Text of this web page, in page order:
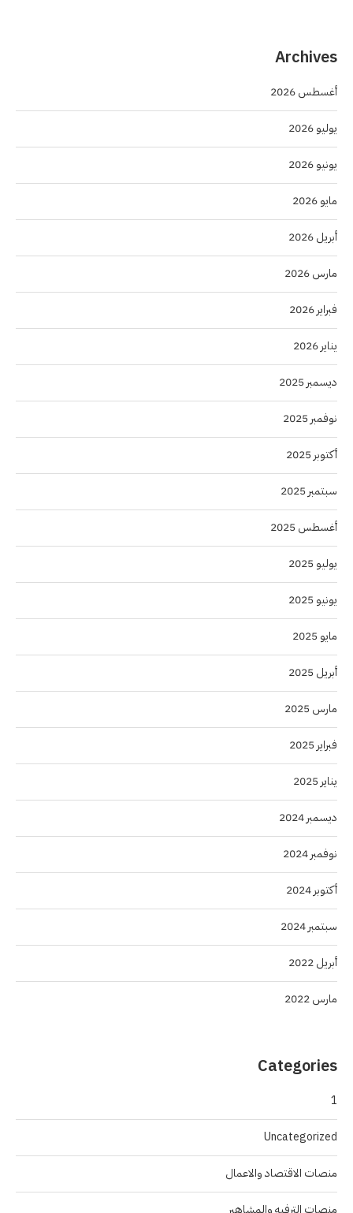
Archives
أغسطس 2026
يوليو 2026
يونيو 2026
مايو 2026
أبريل 2026
مارس 2026
فبراير 2026
يناير 2026
ديسمبر 2025
نوفمبر 2025
أكتوبر 2025
سبتمبر 2025
أغسطس 2025
يوليو 2025
يونيو 2025
مايو 2025
أبريل 2025
مارس 2025
فبراير 2025
يناير 2025
ديسمبر 2024
نوفمبر 2024
أكتوبر 2024
سبتمبر 2024
أبريل 2022
مارس 2022
Categories
1
Uncategorized
منصات الاقتصاد والاعمال
منصات الترفيه والمشاهير